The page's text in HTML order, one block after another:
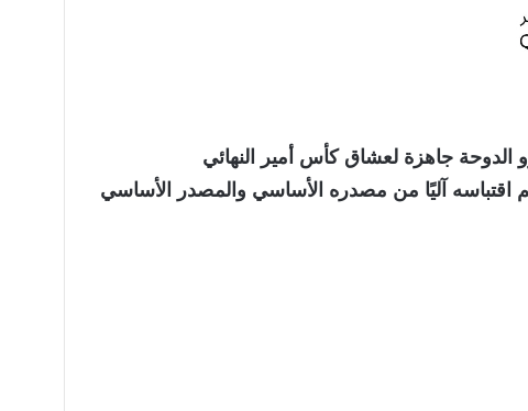
جاهزة لعشاق كأس أمير النهائي
بأن الخبر تم اقتباسه آليًا من مصدره الأساسي والمصدر الأساسي